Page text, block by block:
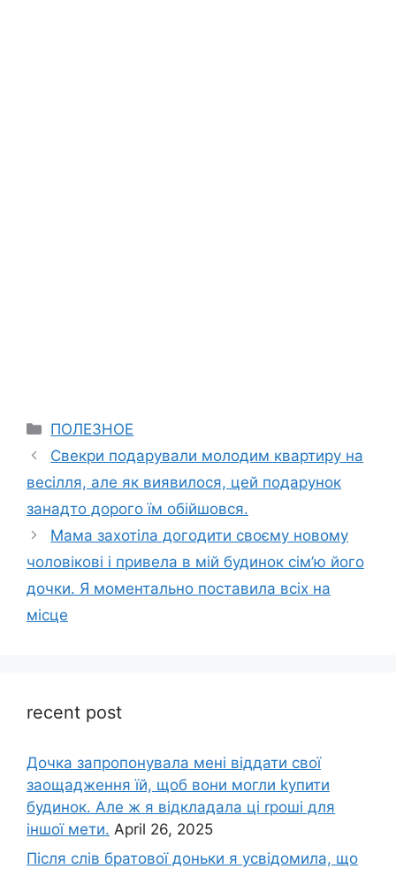
Categories
ПОЛЕЗНОЕ
Свекри подарували молодим квартиру на
весілля, але як виявилося, цей подарунок
занадто дорого їм обійшовся.
Мама захотіла догодити своєму новому
чоловікові і привела в мій будинок сім’ю його
дочки. Я моментально поставила всіх на
місце
recent post
Дочка запpопонувала мені віддати свої
заощадження їй, щоб вони могли kупити
будинок. Але ж я відкладала ці rроші для
іншої мети. April 26, 2025
Після слів братової доньки я усвідомила, що